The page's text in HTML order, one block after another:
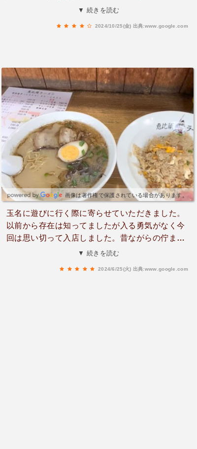
ンですが優しい味で美味しかったです。1杯550円
▼ 続きを読む
2024/10/25(金) 出典:www.google.com
画像は著作権で保護されている場合があります。
玉名に遊びに行く際に寄らせていただきました。
以前から存在は知ってましたが入る勇気がなく今
回は思い切って入店しました。昔ながらの佇まい
で、小上がり好きな自分に嬉しい畳の小上がり席
▼ 続きを読む
2024/6/25(火) 出典:www.google.com